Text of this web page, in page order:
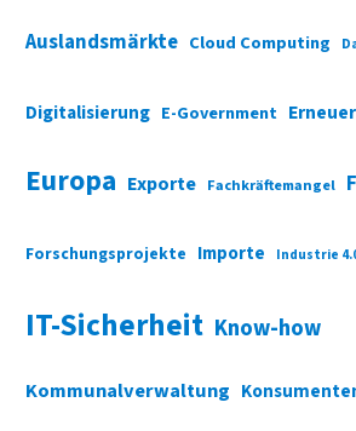
Auslandsmärkte Cloud Computing
Digitalisierung E-Government
Europa Exporte Fachkräftemangel
Forschungsprojekte Importe Industrie
IT-Sicherheit Know-how
Kommunalverwaltung